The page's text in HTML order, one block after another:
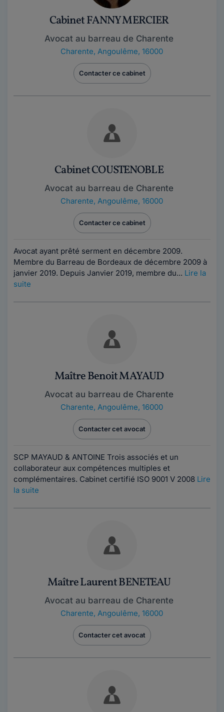
Cabinet FANNY MERCIER
Avocat au barreau de Charente
Charente, Angoulême, 16000
Contacter ce cabinet
Cabinet COUSTENOBLE
Avocat au barreau de Charente
Charente, Angoulême, 16000
Contacter ce cabinet
Avocat ayant prêté serment en décembre 2009.
Membre du Barreau de Bordeaux de décembre 2009 à
janvier 2019. Depuis Janvier 2019, membre du... Lire la
suite
Maître Benoit MAYAUD
Avocat au barreau de Charente
Charente, Angoulême, 16000
Contacter cet avocat
SCP MAYAUD & ANTOINE Trois associés et un
collaborateur aux compétences multiples et
complémentaires. Cabinet certifié ISO 9001 V 2008 Lire
la suite
Maître Laurent BENETEAU
Avocat au barreau de Charente
Charente, Angoulême, 16000
Contacter cet avocat